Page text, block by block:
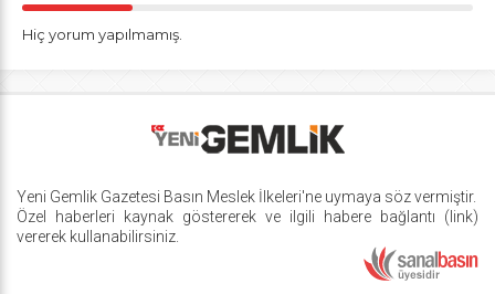
Hiç yorum yapılmamış.
Yeni Gemlik Gazetesi Basın Meslek İlkeleri'ne uymaya söz vermiştir.
Özel haberleri kaynak göstererek ve ilgili habere bağlantı (link)
vererek kullanabilirsiniz.